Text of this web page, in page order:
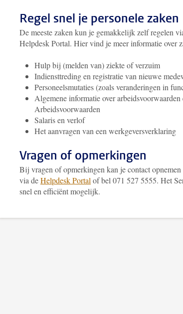
Regel snel je personele zaken
De meeste zaken kun je gemakkelijk zelf regelen
Helpdesk Portal. Hier vind je meer informatie over
Hulp bij (melden van) ziekte of verzuim
Indiensttreding en registratie van nieuwe
Personeelsmutaties (zoals veranderingen in
Algemene informatie over
Arbeidsvoorwaarden
Salaris en verlof
Het aanvragen van een werkgeversverklaring
Vragen of opmerkingen
Bij vragen of opmerkingen kan je contact opnemen
via deHelpdesk Portal of bel 071 527 5555. Het
snel en efficiënt mogelijk.